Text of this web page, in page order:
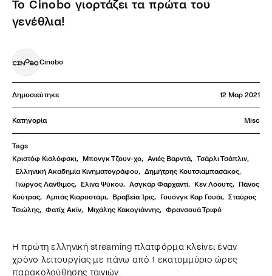
Το Cinobo γιορτάζει τα πρώτα του
γενέθλια!
Cinobo
Δημοσιεύτηκε 12 Μαρ 2021
Κατηγορία Misc
Tags
Κριστόφ Κισλόφσκι, Μπονγκ Τζουν-χο, Ανιές Βαρντά, Τσάρλι Τσάπλιν,
Ελληνική Ακαδημία Κινηματογράφου, Δημήτρης Κουτσιαμπασάκος,
Γιώργος Λάνθιμος, Ελίνα Ψύκου, Ασγκάρ Φαρχαντί, Κεν Λόουτς,
Πάνος
Κούτρας, Αμπάς Κιαροστάμι, Βραβεία Ίρις, Γουόνγκ Καρ Γουάι, Σταύρος
Τσιώλης, Φατίχ Ακίν, Μιχάλης Κακογιάννης, Φρανσουά Τριφό
Η πρώτη ελληνική streaming πλατφόρμα κλείνει έναν
χρόνο λειτουργίας με πάνω από 1 εκατομμύριο ώρες
παρακολούθησης ταινιών.